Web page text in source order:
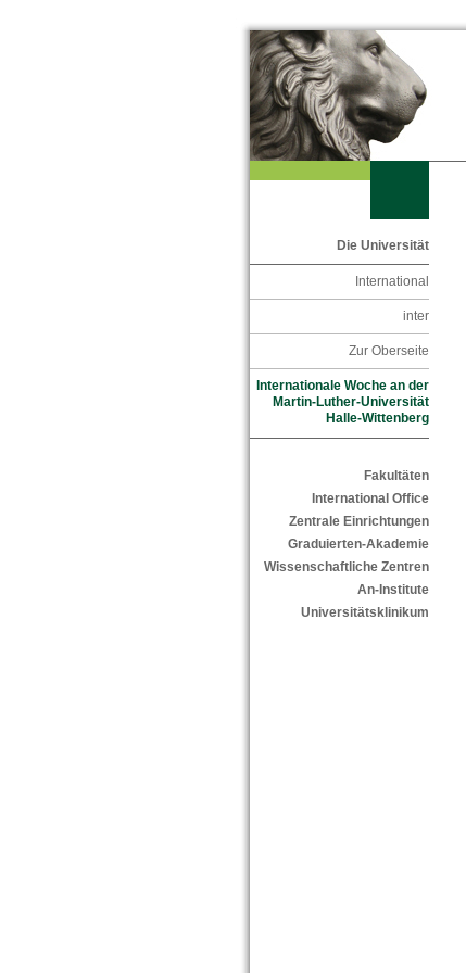
Die Universität
International
inter
Zur Oberseite
Internationale Woche an der
Martin-Luther-Universität
Halle-Wittenberg
Fakultäten
International Office
Zentrale Einrichtungen
Graduierten-Akademie
Wissenschaftliche Zentren
An-Institute
Universitätsklinikum